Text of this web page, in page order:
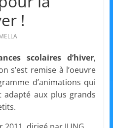
Loisirs,
l'éducation
et
l'Animation
!
scolaires d’hiver,
s’est remise à l’oeuvre
d’animations qui
adapté aux plus grands